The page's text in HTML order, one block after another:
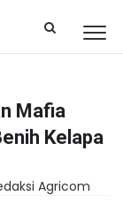
Mafia
Kelapa
Agricom